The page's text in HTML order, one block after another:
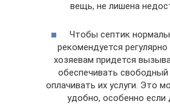
вещь, не лишена
Чтобы септик
рекомендуется
хозяевам придется
обеспечивать свободный
оплачивать их услуги. Это
удобно, особенно если